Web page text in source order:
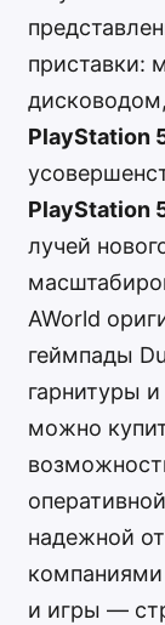
приставки:
PlayStation
PlayStation
лучей
AWorld
геймпады
гарнитуры
можно
надежной
компаниями
и игры —